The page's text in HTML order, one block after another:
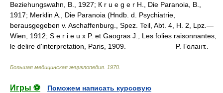
Вeziehungswahn, В., 1927; К r u e g e r H., Die Paranoia, В.,
1917; Merklin A., Die Paranoia (Hndb. d. Psychiatrie,
berausgegeben v. Aschaffenburg., Spez. Teil, Abt. 4, H. 2, Lpz.—
Wien, 1912; S e r i e u x P. et Gaogras J., Les folies raisonnantes,
le delire d'interpretation, Paris, 1909.
P. Голант..
Большая медицинская энциклопедия 1970
Игры ⚽
Поможем написать курсовую